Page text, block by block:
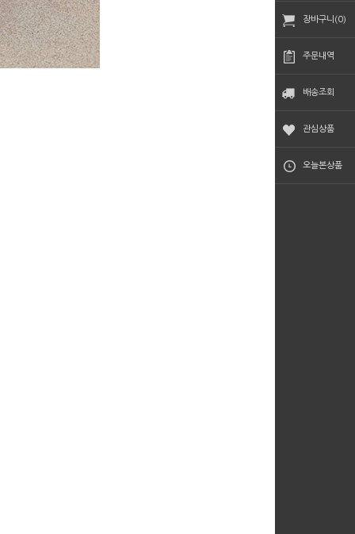
장바구니(0)
주문내역
배송조회
관심상품
오늘본상품